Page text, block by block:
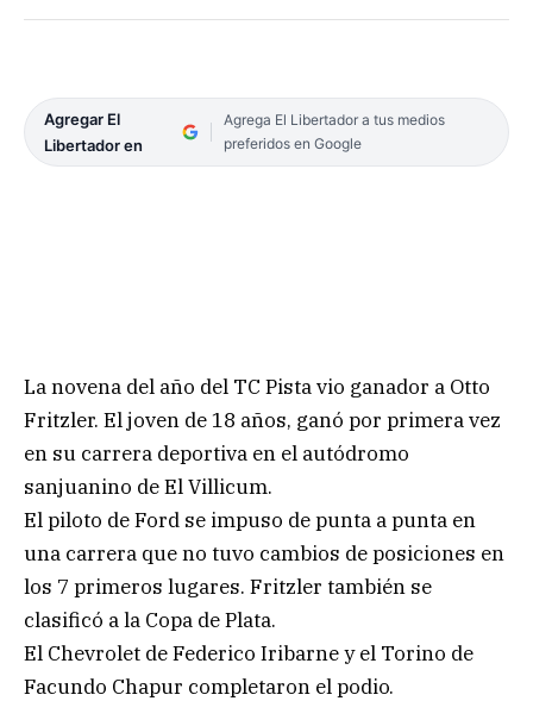
Agregar El
Libertador en
Agrega El Libertador a tus medios
preferidos en Google
La novena del año del TC Pista vio ganador a Otto
Fritzler. El joven de 18 años, ganó por primera vez
en su carrera deportiva en el autódromo
sanjuanino de El Villicum.
El piloto de Ford se impuso de punta a punta en
una carrera que no tuvo cambios de posiciones en
los 7 primeros lugares. Fritzler también se
clasificó a la Copa de Plata.
El Chevrolet de Federico Iribarne y el Torino de
Facundo Chapur completaron el podio.